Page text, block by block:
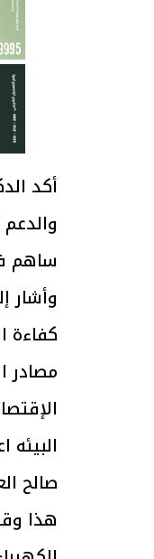
أكد
ساهم
وأشار
كفاءة
مصادر
صالح
هذا